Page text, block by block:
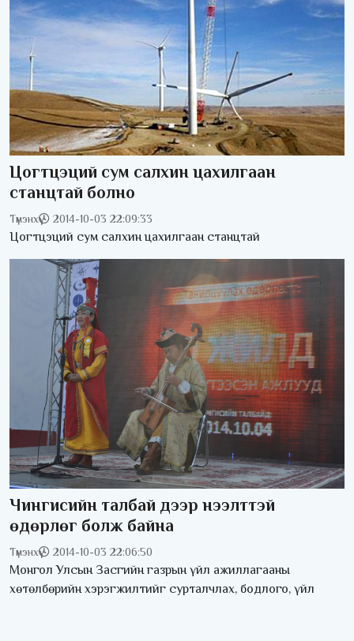
Цогтцэций сум салхин цахилгаан
станцтай болно
Түмэнхүү 2014-10-03 22:09:33
Цогтцэций сум салхин цахилгаан станцтай
Чингисийн талбай дээр нээлттэй
өдөрлөг болж байна
Түмэнхүү 2014-10-03 22:06:50
Монгол Улсын Засгийн газрын үйл ажиллагааны
хөтөлбөрийн хэрэгжилтийг сурталчлах, бодлого, үйл